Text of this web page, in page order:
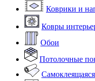
Коврики и
Ковры
Обои
Потолочные